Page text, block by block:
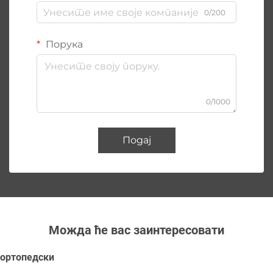
0/200
Порука
0/1000
Подај
Можда ће вас заинтересовати
ортопедски